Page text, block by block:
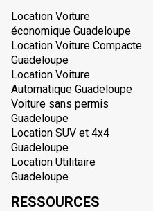
Location Voiture
économique Guadeloupe
Location Voiture Compacte
Guadeloupe
Location Voiture
Automatique Guadeloupe
Voiture sans permis
Guadeloupe
Location SUV et 4x4
Guadeloupe
Location Utilitaire
Guadeloupe
RESSOURCES